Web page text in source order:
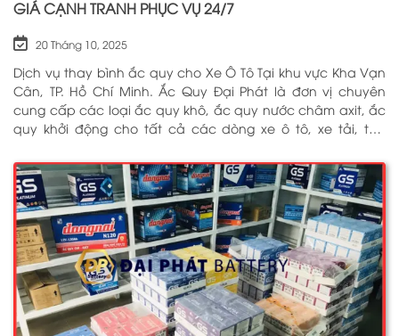
GIÁ CẠNH TRANH PHỤC VỤ 24/7
20 Tháng 10, 2025
Dịch vụ thay bình ắc quy cho Xe Ô Tô Tại khu vực Kha Vạn
Cân, TP. Hồ Chí Minh. Ắc Quy Đại Phát là đơn vị chuyên
cung cấp các loại ắc quy khô, ắc quy nước châm axit, ắc
quy khởi động cho tất cả các dòng xe ô tô, xe tải, tàu
hiệu như: GS, ĐỒNG NAI, VARTA, DELKOR, SOLITE, ENIMAC,
BOSCH, ROCKET. Tell: 0969 200 369